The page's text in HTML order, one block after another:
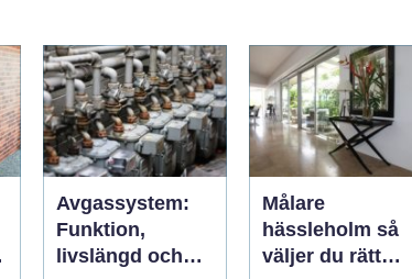
Avgassystem:
Funktion,
livslängd och
Målare
hässleholm så
väljer du rätt